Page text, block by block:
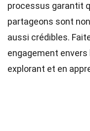
processus garantit
partageons sont
aussi crédibles.
engagement
explorant et en